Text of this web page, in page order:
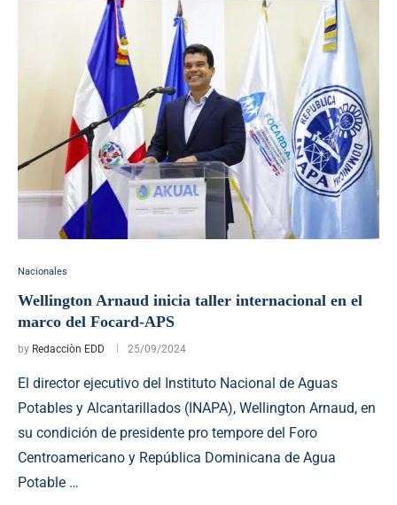
Nacionales
Wellington Arnaud inicia taller internacional en el
marco del Focard-APS
by Redacciòn EDD 25/09/2024
El director ejecutivo del Instituto Nacional de Aguas
Potables y Alcantarillados (INAPA), Wellington Arnaud, en
su condición de presidente pro tempore del Foro
Centroamericano y República Dominicana de Agua
Potable …